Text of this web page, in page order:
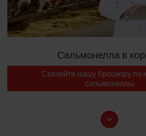
Сальмонелла в
Скачайте нашу брошюру по
сальмонеллы